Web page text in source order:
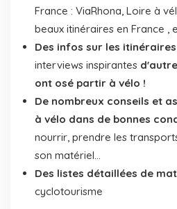
France : ViaRhona, Loire à
beaux itinéraires en France ,
Des infos sur les itinéraires
interviews inspirantes
ont osé partir à vélo !
De nombreux conseils et
à vélo dans de bonnes
nourrir, prendre les
son matériel...
Des listes détaillées de
cyclotourisme